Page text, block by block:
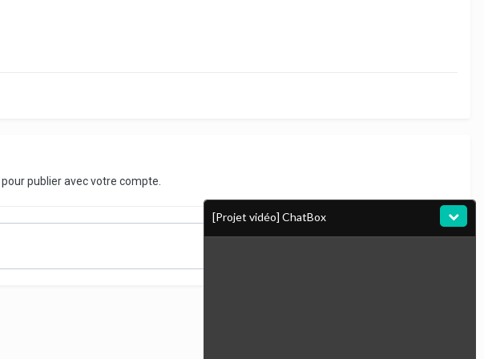
pour publier avec votre compte.
[Projet vidéo] ChatBox